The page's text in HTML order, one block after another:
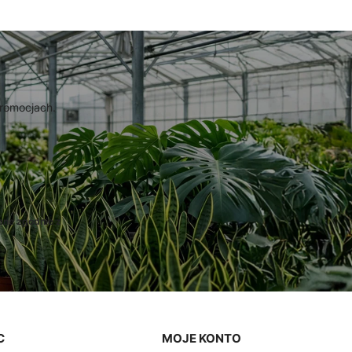
zgodnie z
MOJE KONTO